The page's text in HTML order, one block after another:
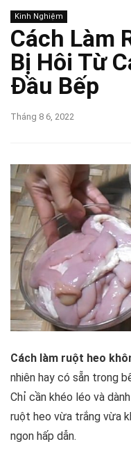
Kinh Nghiệm
Cách Làm
Bị Hôi Từ
Đầu Bếp
Tháng 8 6, 2022
Cách làm ruột heo
nhiên hay có sẵn trong
Chỉ cần khéo léo và
ruột heo vừa trắng vừa
ngon hấp dẫn.